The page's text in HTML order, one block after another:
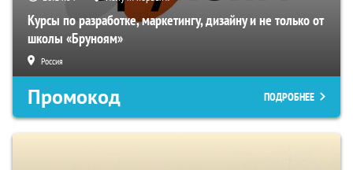
Курсы по разработке, маркетингу, дизайну и не только от
школы «Бруноям»
Россия
Промокод ПОДРОБНЕЕ